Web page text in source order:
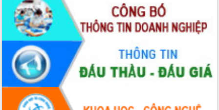
Hội nghị triển khai kết nối mạng
truyền số liệu chuyên dùng phục vụ cơ
quan Đảng, Nhà nước
Lễ phát động chuỗi hoạt động chung
tay làm sạch môi trường
Xã Ea Kar bước chuyển mình trong
công tác cải cách hành chính mô hình
mới
UBND tỉnh họp báo định kỳ tháng 4
năm 2026